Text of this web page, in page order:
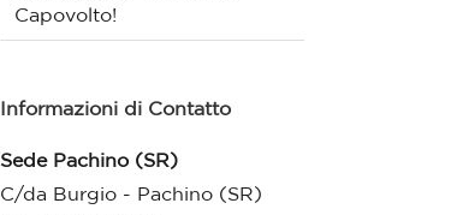
Capovolto!
Informazioni di Contatto
Sede Pachino (SR)
C/da Burgio - Pachino (SR)